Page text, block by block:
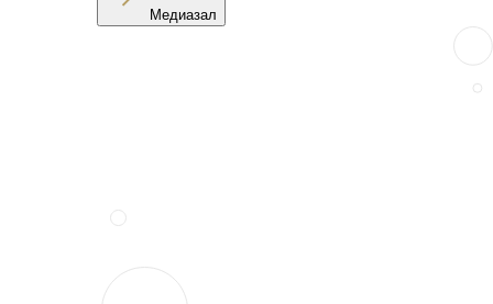
Медиазал